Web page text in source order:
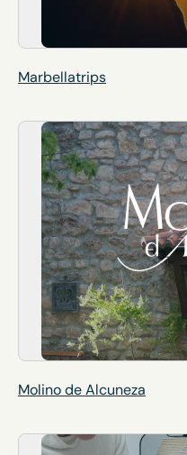
Marbellatrips
Molino de Alcuneza